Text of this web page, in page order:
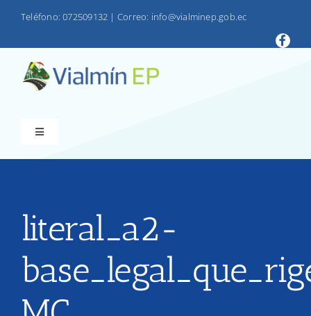
Teléfono: 072509132 | Correo: info@vialminep.gob.ec
Toggle
Navigation
VIALMIN
PRODUCTOS
LOTAIP
literal_a2-